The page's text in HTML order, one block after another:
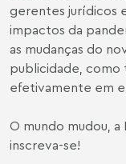
gerentes jurídicos
impactos da
as mudanças do
publicidade, como
efetivamente em
O mundo mudou, a
inscreva-se!